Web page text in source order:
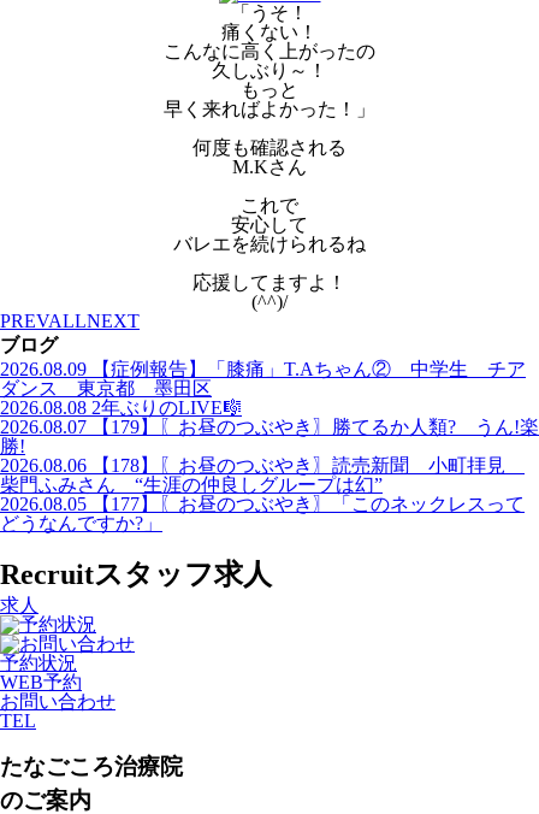
「うそ！
痛くない！
こんなに高く上がったの
久しぶり～！
もっと
早く来ればよかった！」
何度も確認される
M.Kさん
これで
安心して
バレエを続けられるね
応援してますよ！
(^^)/
PREVALLNEXT
ブログ
2026.08.09
【症例報告】「膝痛」T.Aちゃん② 中学生 チア
ダンス 東京都 墨田区
2026.08.08 2年ぶりのLIVE🎼
2026.08.07
【179】〖お昼のつぶやき〗勝てるか人類? うん!楽
勝!
2026.08.06
【178】〖お昼のつぶやき〗読売新聞 小町拝見
柴門ふみさん “生涯の仲良しグループは幻”
2026.08.05
【177】〖お昼のつぶやき〗「このネックレスって
どうなんですか?」
Recruitスタッフ求人
求人
予約状況
WEB予約
お問い合わせ
TEL
たなごころ治療院
のご案内